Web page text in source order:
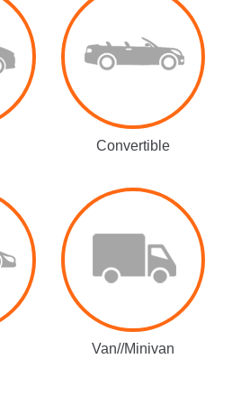
Convertible
Van//Minivan